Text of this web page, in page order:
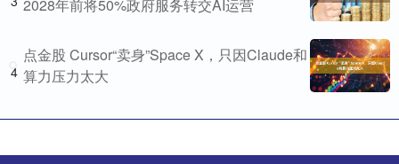
2028年前将50%政府服务转交AI运营
4
点金股 Cursor“卖身”Space X，只因Claude和
算力压力太大